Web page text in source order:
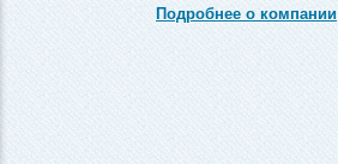
Подробнее о компании